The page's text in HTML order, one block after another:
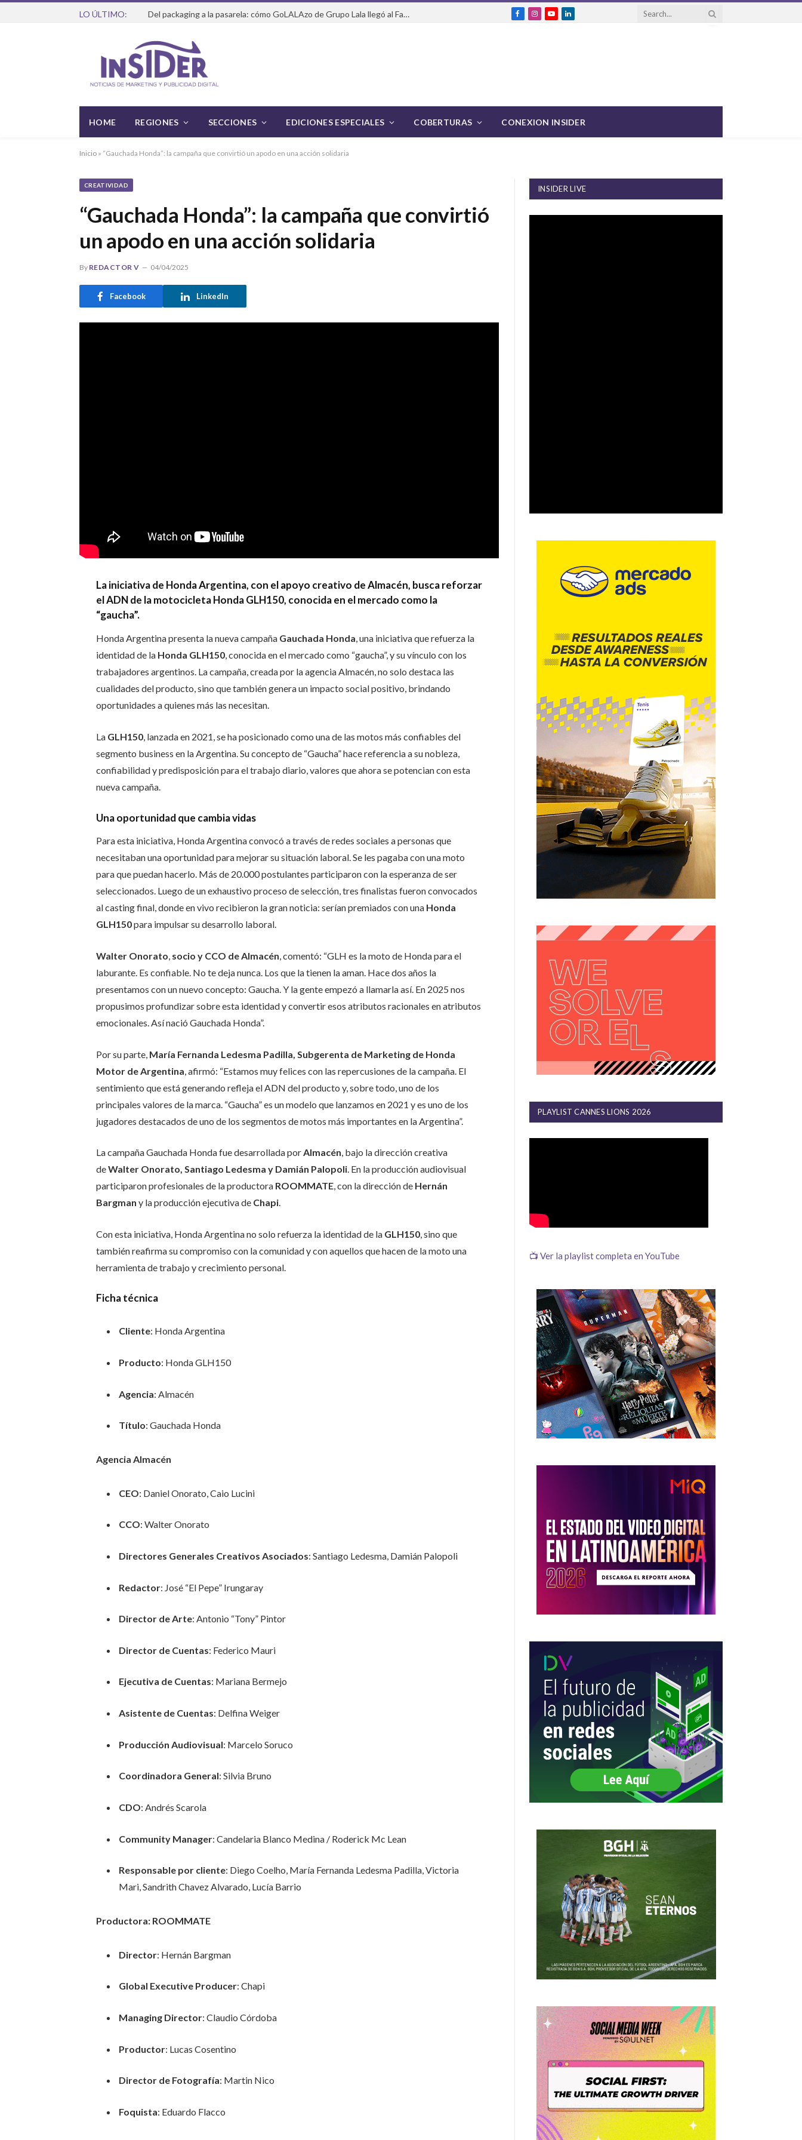
LO ÚLTIMO: Del packaging a la pasarela: cómo GoLALAzo de Grupo Lala llegó al Fashion Week de México
FacebookInstagram
YouTubeLinkedIn
HOME REGIONES SECCIONES EDICIONES ESPECIALES COBERTURAS CONEXION INSIDER
Inicio » “Gauchada Honda”: la campaña que convirtió un apodo en una acción solidaria
CREATIVIDAD
“Gauchada Honda”: la campaña que convirtió
un apodo en una acción solidaria
By REDACTOR V 04/04/2025
Facebook LinkedIn
La iniciativa de Honda Argentina, con el apoyo creativo de Almacén, busca reforzar
el ADN de la motocicleta Honda GLH150, conocida en el mercado como la
“gaucha”.
Honda Argentina presenta la nueva campaña Gauchada Honda, una iniciativa que refuerza la
identidad de la Honda GLH150, conocida en el mercado como “gaucha”, y su vínculo con los
trabajadores argentinos. La campaña, creada por la agencia Almacén, no solo destaca las
cualidades del producto, sino que también genera un impacto social positivo, brindando
oportunidades a quienes más las necesitan.
La GLH150, lanzada en 2021, se ha posicionado como una de las motos más confiables del
segmento business en la Argentina. Su concepto de “Gaucha” hace referencia a su nobleza,
confiabilidad y predisposición para el trabajo diario, valores que ahora se potencian con esta
nueva campaña.
Una oportunidad que cambia vidas
Para esta iniciativa, Honda Argentina convocó a través de redes sociales a personas que
necesitaban una oportunidad para mejorar su situación laboral. Se les pagaba con una moto
para que puedan hacerlo. Más de 20.000 postulantes participaron con la esperanza de ser
seleccionados. Luego de un exhaustivo proceso de selección, tres finalistas fueron convocados
al casting final, donde en vivo recibieron la gran noticia: serían premiados con una Honda
GLH150para impulsar su desarrollo laboral.
Walter Onorato, socio y CCO de Almacén, comentó: “GLH es la moto de Honda para el
laburante. Es confiable. No te deja nunca. Los que la tienen la aman. Hace dos años la
presentamos con un nuevo concepto: Gaucha. Y la gente empezó a llamarla así. En 2025 nos
propusimos profundizar sobre esta identidad y convertir esos atributos racionales en atributos
emocionales. Así nació Gauchada Honda”.
Por su parte, María Fernanda Ledesma Padilla, Subgerenta de Marketing de Honda
Motor de Argentina , afirmó: “Estamos muy felices con las repercusiones de la campaña. El
sentimiento que está generando refleja el ADN del producto y, sobre todo, uno de los
principales valores de la marca. “Gaucha” es un modelo que lanzamos en 2021 y es uno de los
jugadores destacados de uno de los segmentos de motos más importantes en la Argentina”.
La campaña Gauchada Honda fue desarrollada porAlmacén, bajo la dirección creativa
deWalter Onorato, Santiago Ledesma y Damián Palopoli. En la producción audiovisual
participaron profesionales de la productora ROOMMATE, con la dirección de Hernán
Bargman y la producción ejecutiva de Chapi.
Con esta iniciativa, Honda Argentina no solo refuerza la identidad de la GLH150, sino que
también reafirma su compromiso con la comunidad y con aquellos que hacen de la moto una
herramienta de trabajo y crecimiento personal.
Ficha técnica
Cliente: Honda Argentina
Producto: Honda GLH150
Agencia: Almacén
Título: Gauchada Honda
Agencia Almacén
CEO: Daniel Onorato, Caio Lucini
CCO: Walter Onorato
Directores Generales Creativos Asociados: Santiago Ledesma, Damián Palopoli
Redactor: José “El Pepe” Irungaray
Director de Arte: Antonio “Tony” Pintor
Director de Cuentas: Federico Mauri
Ejecutiva de Cuentas: Mariana Bermejo
Asistente de Cuentas: Delfina Weiger
Producción Audiovisual: Marcelo Soruco
Coordinadora General: Silvia Bruno
CDO: Andrés Scarola
Community Manager: Candelaria Blanco Medina / Roderick Mc Lean
Responsable por cliente: Diego Coelho, María Fernanda Ledesma Padilla, Victoria
Mari, Sandrith Chavez Alvarado, Lucía Barrio
Productora: ROOMMATE
Director: Hernán Bargman
Global Executive Producer: Chapi
Managing Director: Claudio Córdoba
Productor: Lucas Cosentino
Director de Fotografía: Martin Nico
Foquista: Eduardo Flacco
INSIDER LIVE
PLAYLIST CANNES LIONS 2026
📺 Ver la playlist completa en YouTube